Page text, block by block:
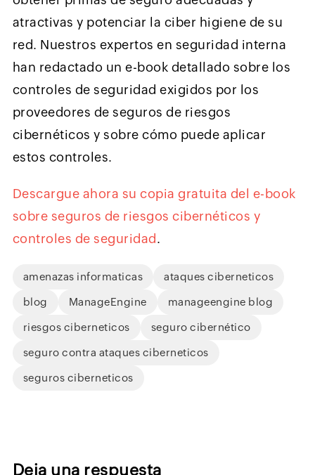
atractivas y potenciar la ciber higiene de su
red. Nuestros expertos en seguridad interna
han redactado un e-book detallado sobre los
controles de seguridad exigidos por los
proveedores de seguros de riesgos
cibernéticos y sobre cómo puede aplicar
estos controles.
Descargue ahora su copia gratuita del e-book
sobre seguros de riesgos cibernéticos y
controles de seguridad.
amenazas informaticas ataques ciberneticos
blog ManageEngine manageengine blog
riesgos ciberneticos seguro cibernético
seguro contra ataques ciberneticos
seguros ciberneticos
Deja una respuesta